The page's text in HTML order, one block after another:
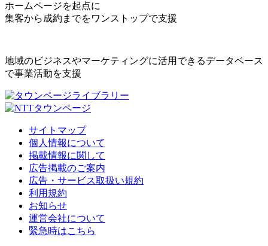
ホームページを起点に
集客から成約までをワンストップで支援
地域のビジネスやマーケティングに活用できるデータベース
で事業活動を支援
サイトマップ
個人情報について
掲載情報に関して
広告掲載のご案内
広告・サービス取扱い規約
利用規約
お知らせ
運営会社について
緊急時はこちら